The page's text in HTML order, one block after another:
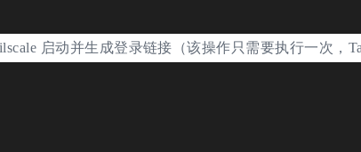
启动并生成登录链接（该操作只需要执行一次，